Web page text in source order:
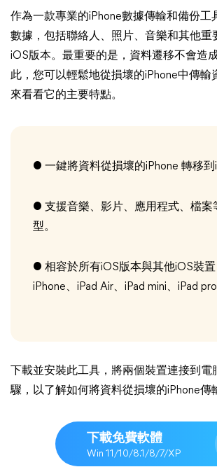
作為一款專業的iPhone數據傳輸和備份工
數據，包括聯絡人、照片、音樂和其他重
iOS版本。最重要的是，資料遷移不會造
此，您可以輕鬆地從損壞的iPhone中傳輸
來看看它的主要特點。
● 一鍵將資料從損壞的iPhone 轉移到
● 支援音樂、影片、應用程式、檔案
型。
● 相容於所有iOS版本與其他iOS裝置
iPhone、iPad Air、iPad mini、iPad pro
下載並安裝此工具，將兩個裝置連接到
驟，以了解如何將資料從損壞的iPhone傳
下載免費軟體
Win 11/10/8.1/8/7/XP